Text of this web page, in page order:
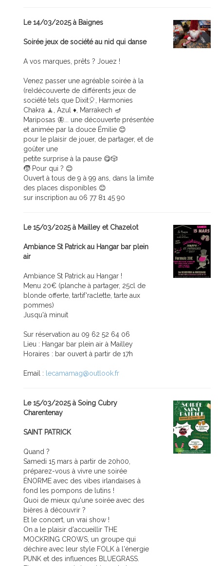
Le 14/03/2025 à Baignes
Soirée jeux de société au nid qui danse
A vos marques, prêts ? Jouez !
Venez passer une agréable soirée à la
(re)découverte de différents jeux de
société tels que Dixit🎈, Harmonies
Chakra 🧘, Azul ♦️, Marrakech 🪔
Mariposas 🦋... une découverte présentée
et animée par la douce Émilie 😊
pour le plaisir de jouer, de partager, et de
goûter une
petite surprise à la pause 😋🎲
🧒 Pour qui ? 😊
Ouvert à tous de 9 à 99 ans, dans la limite
des places disponibles 😊
sur inscription au 06 77 81 45 90
Le 15/03/2025 à Mailley et Chazelot
Ambiance St Patrick au Hangar bar plein
air
Ambiance St Patrick au Hangar !
Menu 20€ (planche à partager, 25cl de
blonde offerte, tartif'raclette, tarte aux
pommes)
Jusqu'à minuit
Sur réservation au 09 62 52 64 06
Lieu : Hangar bar plein air à Mailley
Horaires : bar ouvert à partir de 17h
Email : lecamamag@outlook.fr
Le 15/03/2025 à Soing Cubry
Charentenay
SAINT PATRICK
Quand ?
Samedi 15 mars à partir de 20h00,
préparez-vous à vivre une soirée
ÉNORME avec des vibes irlandaises à
fond les pompons de lutins !
Quoi de mieux qu'une soirée avec des
bières à découvrir ?
Et le concert, un vrai show !
On a le plaisir d'accueillir THE
MOCKRING CROWS, un groupe qui
déchire avec leur style FOLK à l'énergie
PUNK et des influences BLUEGRASS.